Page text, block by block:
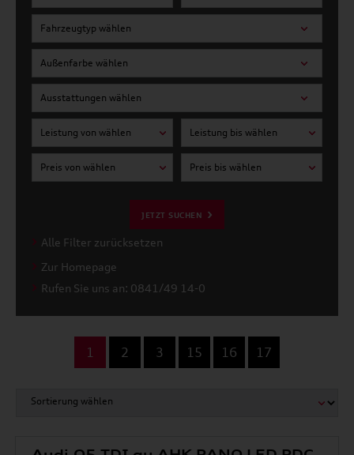
Fahrzeugtyp wählen
Außenfarbe wählen
Ausstattungen wählen
Leistung von wählen Leistung bis wählen
Preis von wählen Preis bis wählen
JETZT SUCHEN
Alle Filter zurücksetzen
Zur Homepage
Rufen Sie uns an: 0841/49 14-0
1 2 3 15 16 17